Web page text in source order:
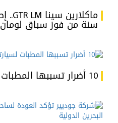
سنة من فوز سباق لومان
10 أضرار تسببها المطبات لسيارتك.. تعرف اليها !